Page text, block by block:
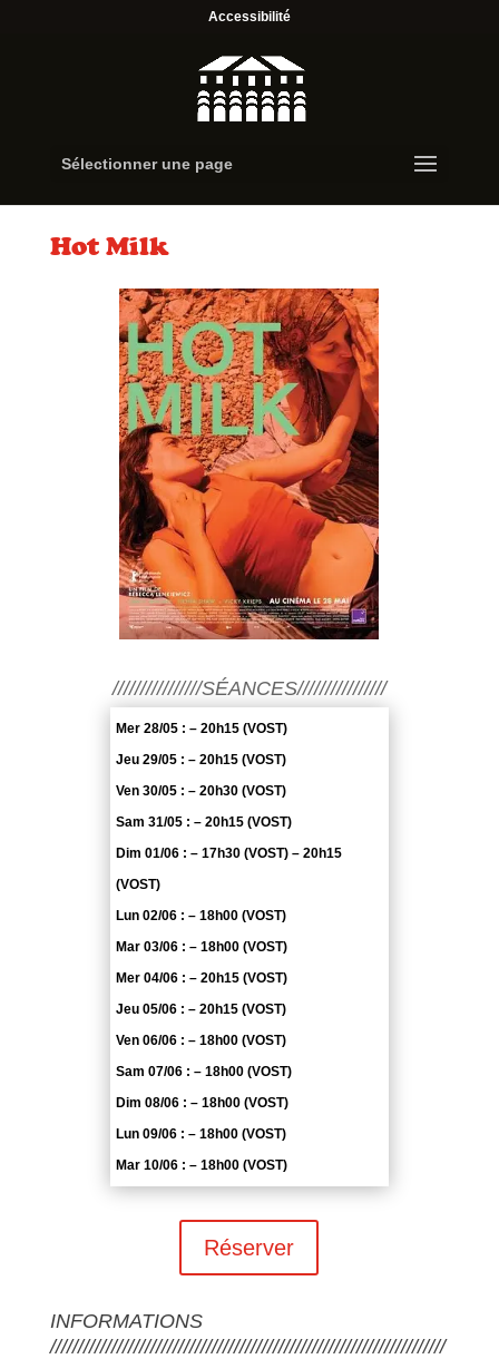
Accessibilité
Sélectionner une page
Hot Milk
////////////////SÉANCES////////////////
Mer 28/05 : – 20h15 (VOST)
Jeu 29/05 : – 20h15 (VOST)
Ven 30/05 : – 20h30 (VOST)
Sam 31/05 : – 20h15 (VOST)
Dim 01/06 : – 17h30 (VOST) – 20h15
(VOST)
Lun 02/06 : – 18h00 (VOST)
Mar 03/06 : – 18h00 (VOST)
Mer 04/06 : – 20h15 (VOST)
Jeu 05/06 : – 20h15 (VOST)
Ven 06/06 : – 18h00 (VOST)
Sam 07/06 : – 18h00 (VOST)
Dim 08/06 : – 18h00 (VOST)
Lun 09/06 : – 18h00 (VOST)
Mar 10/06 : – 18h00 (VOST)
Réserver
INFORMATIONS
///////////////////////////////////////////////////////////////////////